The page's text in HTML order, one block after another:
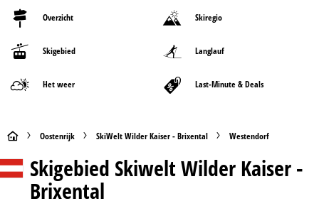
Overzicht Skiregio
Skigebied Langlauf
Het weer Last-Minute & Deals
S
t
Oostenrijk SkiWelt Wilder Kaiser - Brixental Westendorf
Skigebied Skiwelt Wilder Kaiser -
Brixental